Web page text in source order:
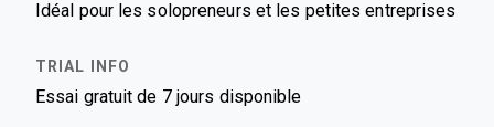
Idéal pour les solopreneurs et les petites entreprises
Essai gratuit de 7 jours disponible